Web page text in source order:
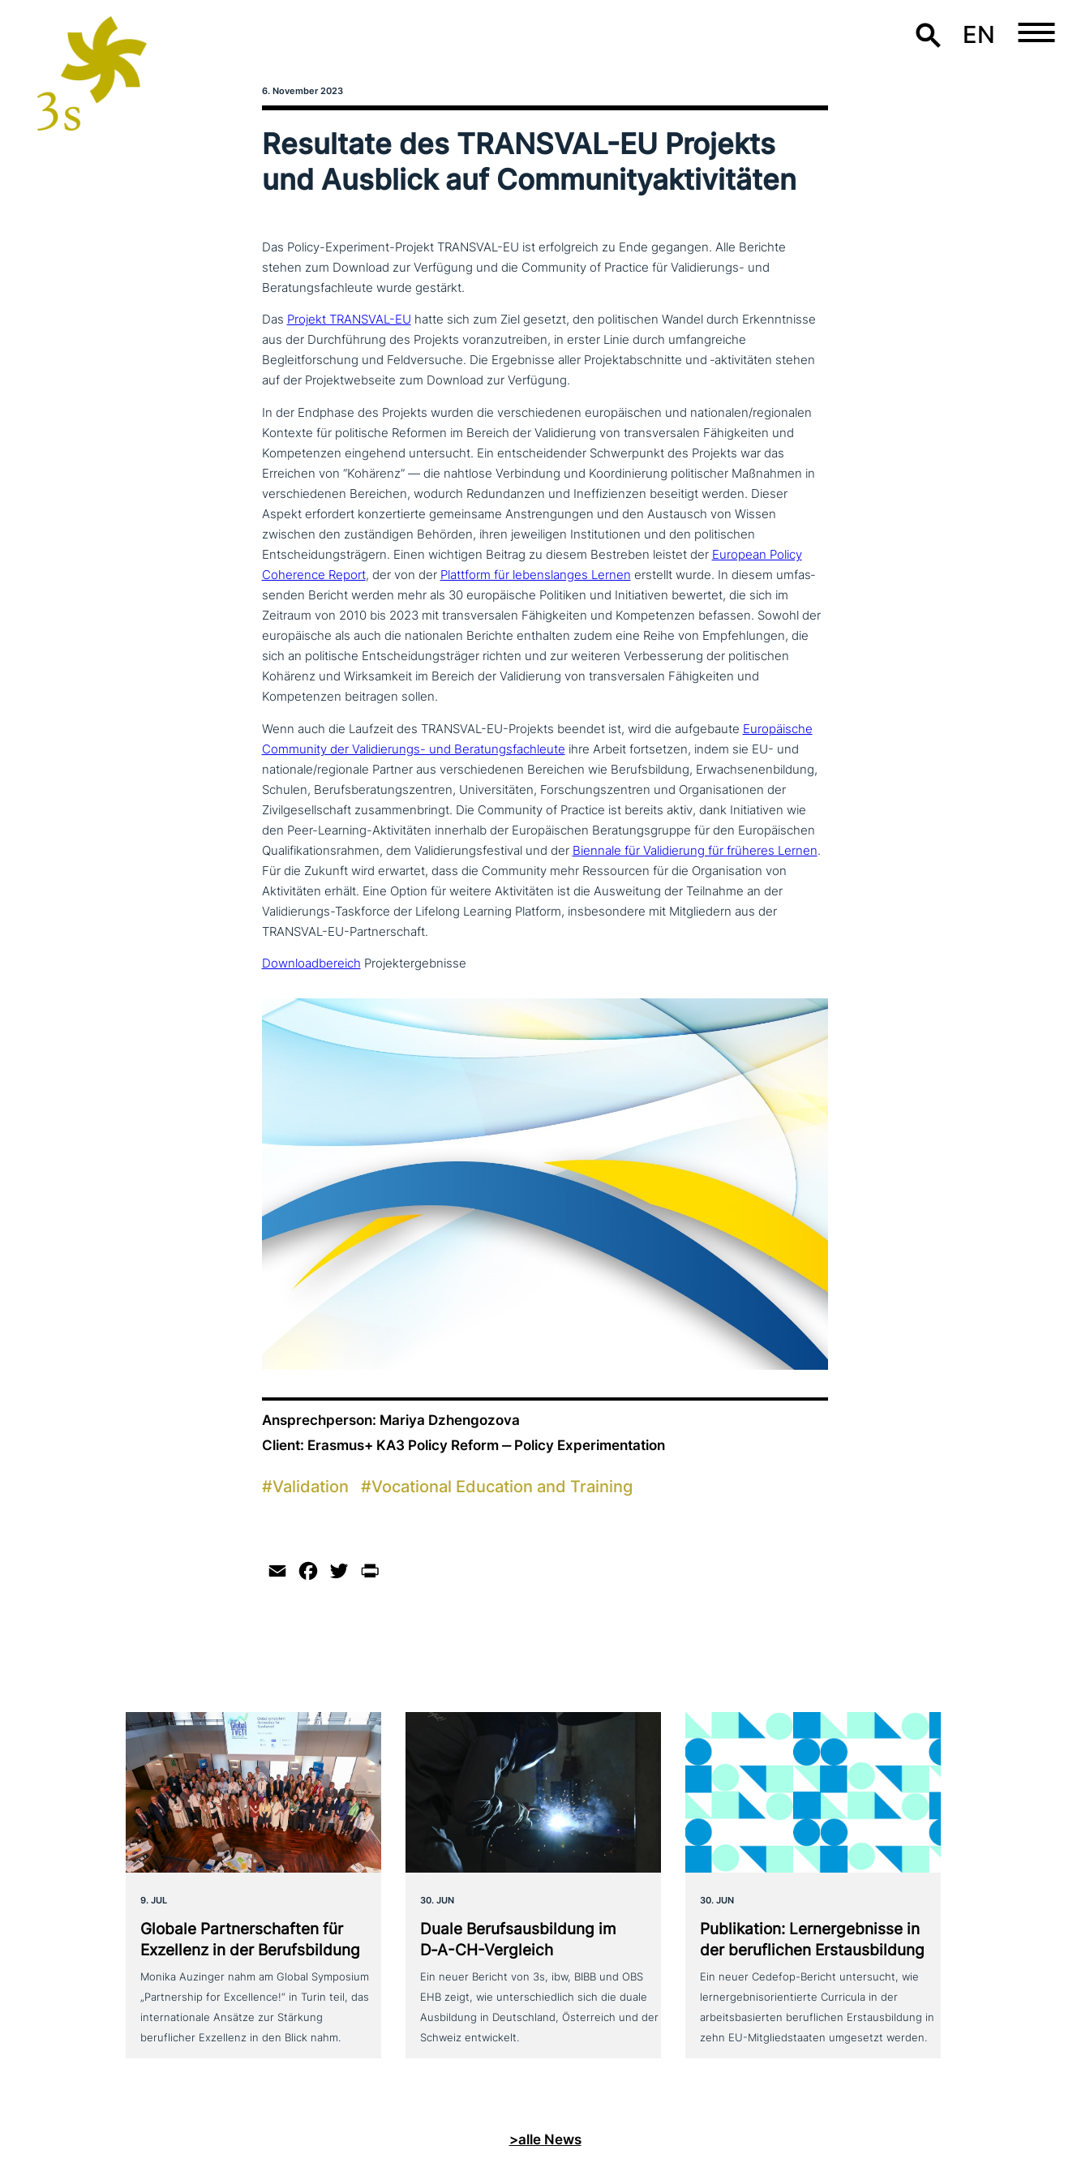
EN
6. November 2023
Resultate des TRANSVAL-EU Projekts
und Ausblick auf Communityaktivitäten
Das Policy-Experiment-Projekt TRANSVAL-EU ist erfolgreich zu Ende gegangen. Alle Berichte
stehen zum Download zur Verfügung und die Community of Practice für Validierungs- und
Beratungsfachleute wurde gestärkt.
Das Projekt TRANSVAL-EU hatte sich zum Ziel gesetzt, den poli­ti­schen Wandel durch Erkenntnisse
aus der Durchführung des Projekts vor­an­zu­trei­ben, in erster Linie durch umfang­rei­che
Begleitforschung und Feldversuche. Die Ergebnisse aller Projektabschnitte und ‑akti­vi­tä­ten stehen
auf der Projektwebseite zum Download zur Verfügung.
In der Endphase des Projekts wurden die ver­schie­de­nen euro­päi­schen und nationalen/regionalen
Kontexte für poli­ti­sche Reformen im Bereich der Validierung von trans­ver­sa­len Fähigkeiten und
Kompetenzen eingehend unter­sucht. Ein ent­schei­den­der Schwerpunkt des Projekts war das
Erreichen von “Kohärenz” — die nahtlose Verbindung und Koordinierung poli­ti­scher Maßnahmen in
ver­schie­de­nen Bereichen, wodurch Redundanzen und Ineffizienzen beseitigt werden. Dieser
Aspekt erfordert kon­zer­tier­te gemein­sa­me Anstrengungen und den Austausch von Wissen
zwischen den zustän­di­gen Behörden, ihren jewei­li­gen Institutionen und den poli­ti­schen
Entscheidungsträgern. Einen wichtigen Beitrag zu diesem Bestreben leistet der European Policy
Coherence Report, der von der Plattform für lebens­lan­ges Lernen erstellt wurde. In diesem umfas­
sen­den Bericht werden mehr als 30 euro­päi­sche Politiken und Initiativen bewertet, die sich im
Zeitraum von 2010 bis 2023 mit trans­ver­sa­len Fähigkeiten und Kompetenzen befassen. Sowohl der
euro­päi­sche als auch die natio­na­len Berichte enthalten zudem eine Reihe von Empfehlungen, die
sich an poli­ti­sche Entscheidungsträger richten und zur weiteren Verbesserung der poli­ti­schen
Kohärenz und Wirksamkeit im Bereich der Validierung von trans­ver­sa­len Fähigkeiten und
Kompetenzen beitragen sollen.
Wenn auch die Laufzeit des TRANSVAL-EU-Projekts beendet ist, wird die auf­ge­bau­te Europäische
Community der Validierungs- und Beratungsfachleute ihre Arbeit fort­set­zen, indem sie EU- und
nationale/regionale Partner aus ver­schie­de­nen Bereichen wie Berufsbildung, Erwachsenenbildung,
Schulen, Berufsberatungszentren, Universitäten, Forschungszentren und Organisationen der
Zivilgesellschaft zusam­men­bringt. Die Community of Practice ist bereits aktiv, dank Initiativen wie
den Peer-Learning-Aktivitäten innerhalb der Europäischen Beratungsgruppe für den Europäischen
Qualifikationsrahmen, dem Validierungsfestival und der Biennale für Validierung für früheres Lernen.
Für die Zukunft wird erwartet, dass die Community mehr Ressourcen für die Organisation von
Aktivitäten erhält. Eine Option für weitere Aktivitäten ist die Ausweitung der Teilnahme an der
Validierungs-Taskforce der Lifelong Learning Platform, ins­be­son­de­re mit Mitgliedern aus der
TRANSVAL-EU-Partnerschaft.
Downloadbereich Projektergebnisse
Ansprechperson: Mariya Dzhengozova
Client: Erasmus+ KA3 Policy Reform ‒ Policy Experimentation
#Validation #Vocational Education and Training
Email Facebook
Twitter
9. JUL
Globale Partnerschaften für
Exzellenz in der Berufsbildung
Monika Auzinger nahm am Global Symposium
„Partnership for Excellence!“ in Turin teil, das
internationale Ansätze zur Stärkung
beruflicher Exzellenz in den Blick nahm.
30. JUN
Duale Berufsausbildung im
D‑A-CH-Vergleich
Ein neuer Bericht von 3s, ibw, BIBB und OBS
EHB zeigt, wie unterschiedlich sich die duale
Ausbildung in Deutschland, Österreich und der
Schweiz entwickelt.
30. JUN
Publikation: Lernergebnisse in
der beruf­li­chen Erstausbildung
Ein neuer Cedefop-Bericht untersucht, wie
lernergebnisorientierte Curricula in der
arbeitsbasierten beruflichen Erstausbildung in
zehn EU-Mitgliedstaaten umgesetzt werden.
>alle News